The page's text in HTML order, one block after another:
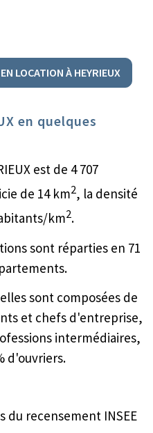
LOCATION À HEYRIEUX
en quelques
est de 4 707
de 14 km2, la densité
km2.
sont réparties en 71
sont composées de
et chefs d'entreprise,
intermédiaires,
d'ouvriers.
du recensement INSEE